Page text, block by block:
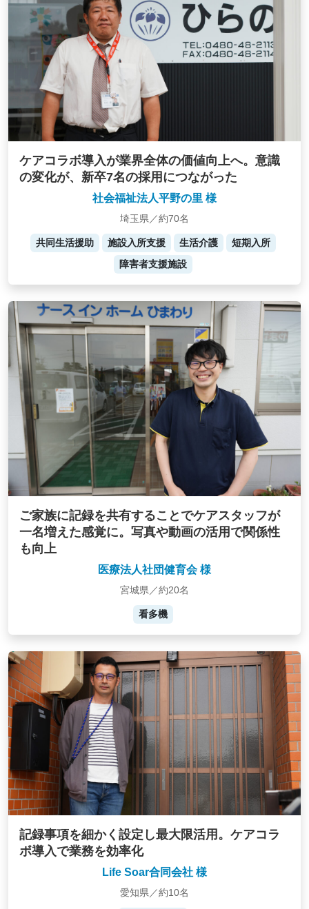
ケアコラボ導入が業界全体の価値向上へ。意識
の変化が、新卒7名の採用につながった
社会福祉法人平野の里 様
埼玉県／約70名
共同生活援助 施設入所支援 生活介護
短期入所
障害者支援施設
ご家族に記録を共有することでケアスタッフが
一名増えた感覚に。写真や動画の活用で関係性
も向上
医療法人社団健育会 様
宮城県／約20名
看多機
記録事項を細かく設定し最大限活用。ケアコラ
ボ導入で業務を効率化
Life Soar合同会社 様
愛知県／約10名